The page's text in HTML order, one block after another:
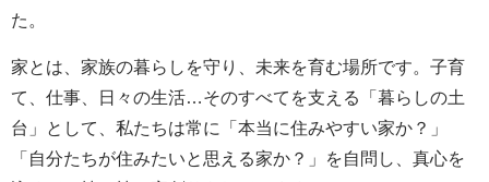
た。
家とは、家族の暮らしを守り、未来を育む場所です。子育
て、仕事、日々の生活…そのすべてを支える「暮らしの土
台」として、私たちは常に「本当に住みやすい家か？」
「自分たちが住みたいと思える家か？」を自問し、真心を